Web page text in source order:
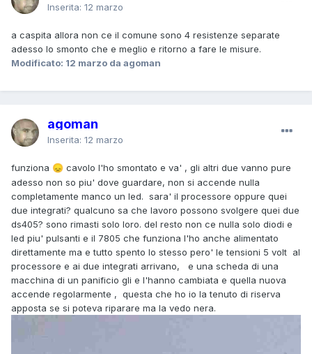
Inserita: 12 marzo
a caspita allora non ce il comune sono 4 resistenze separate
adesso lo smonto che e meglio e ritorno a fare le misure.
Modificato: 12 marzo da agoman
agoman
Inserita: 12 marzo
funziona 😞 cavolo l'ho smontato e va' , gli altri due vanno pure
adesso non so piu' dove guardare, non si accende nulla
completamente manco un led. sara' il processore oppure quei
due integrati? qualcuno sa che lavoro possono svolgere quei due
ds405? sono rimasti solo loro. del resto non ce nulla solo diodi e
led piu' pulsanti e il 7805 che funziona l'ho anche alimentato
direttamente ma e tutto spento lo stesso pero' le tensioni 5 volt al
processore e ai due integrati arrivano, e una scheda di una
macchina di un panificio gli e l'hanno cambiata e quella nuova
accende regolarmente , questa che ho io la tenuto di riserva
apposta se si poteva riparare ma la vedo nera.